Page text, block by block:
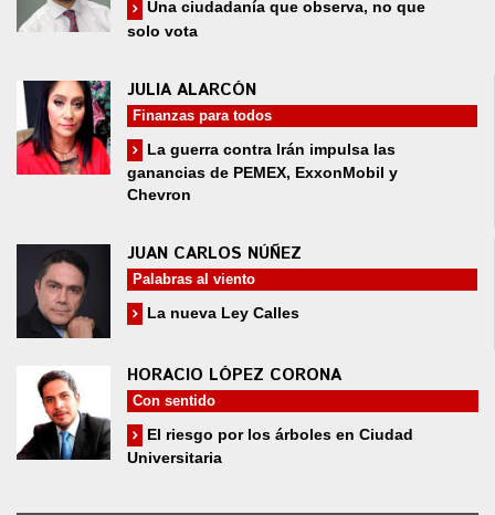
Una ciudadanía que observa, no que
solo vota
JULIA ALARCÓN
Finanzas para todos
La guerra contra Irán impulsa las
ganancias de PEMEX, ExxonMobil y
Chevron
JUAN CARLOS NÚÑEZ
Palabras al viento
La nueva Ley Calles
HORACIO LÓPEZ CORONA
Con sentido
El riesgo por los árboles en Ciudad
Universitaria